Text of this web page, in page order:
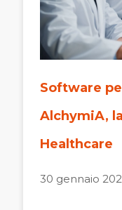
Software
AlchymiA,
Healthcare
30 gennaio